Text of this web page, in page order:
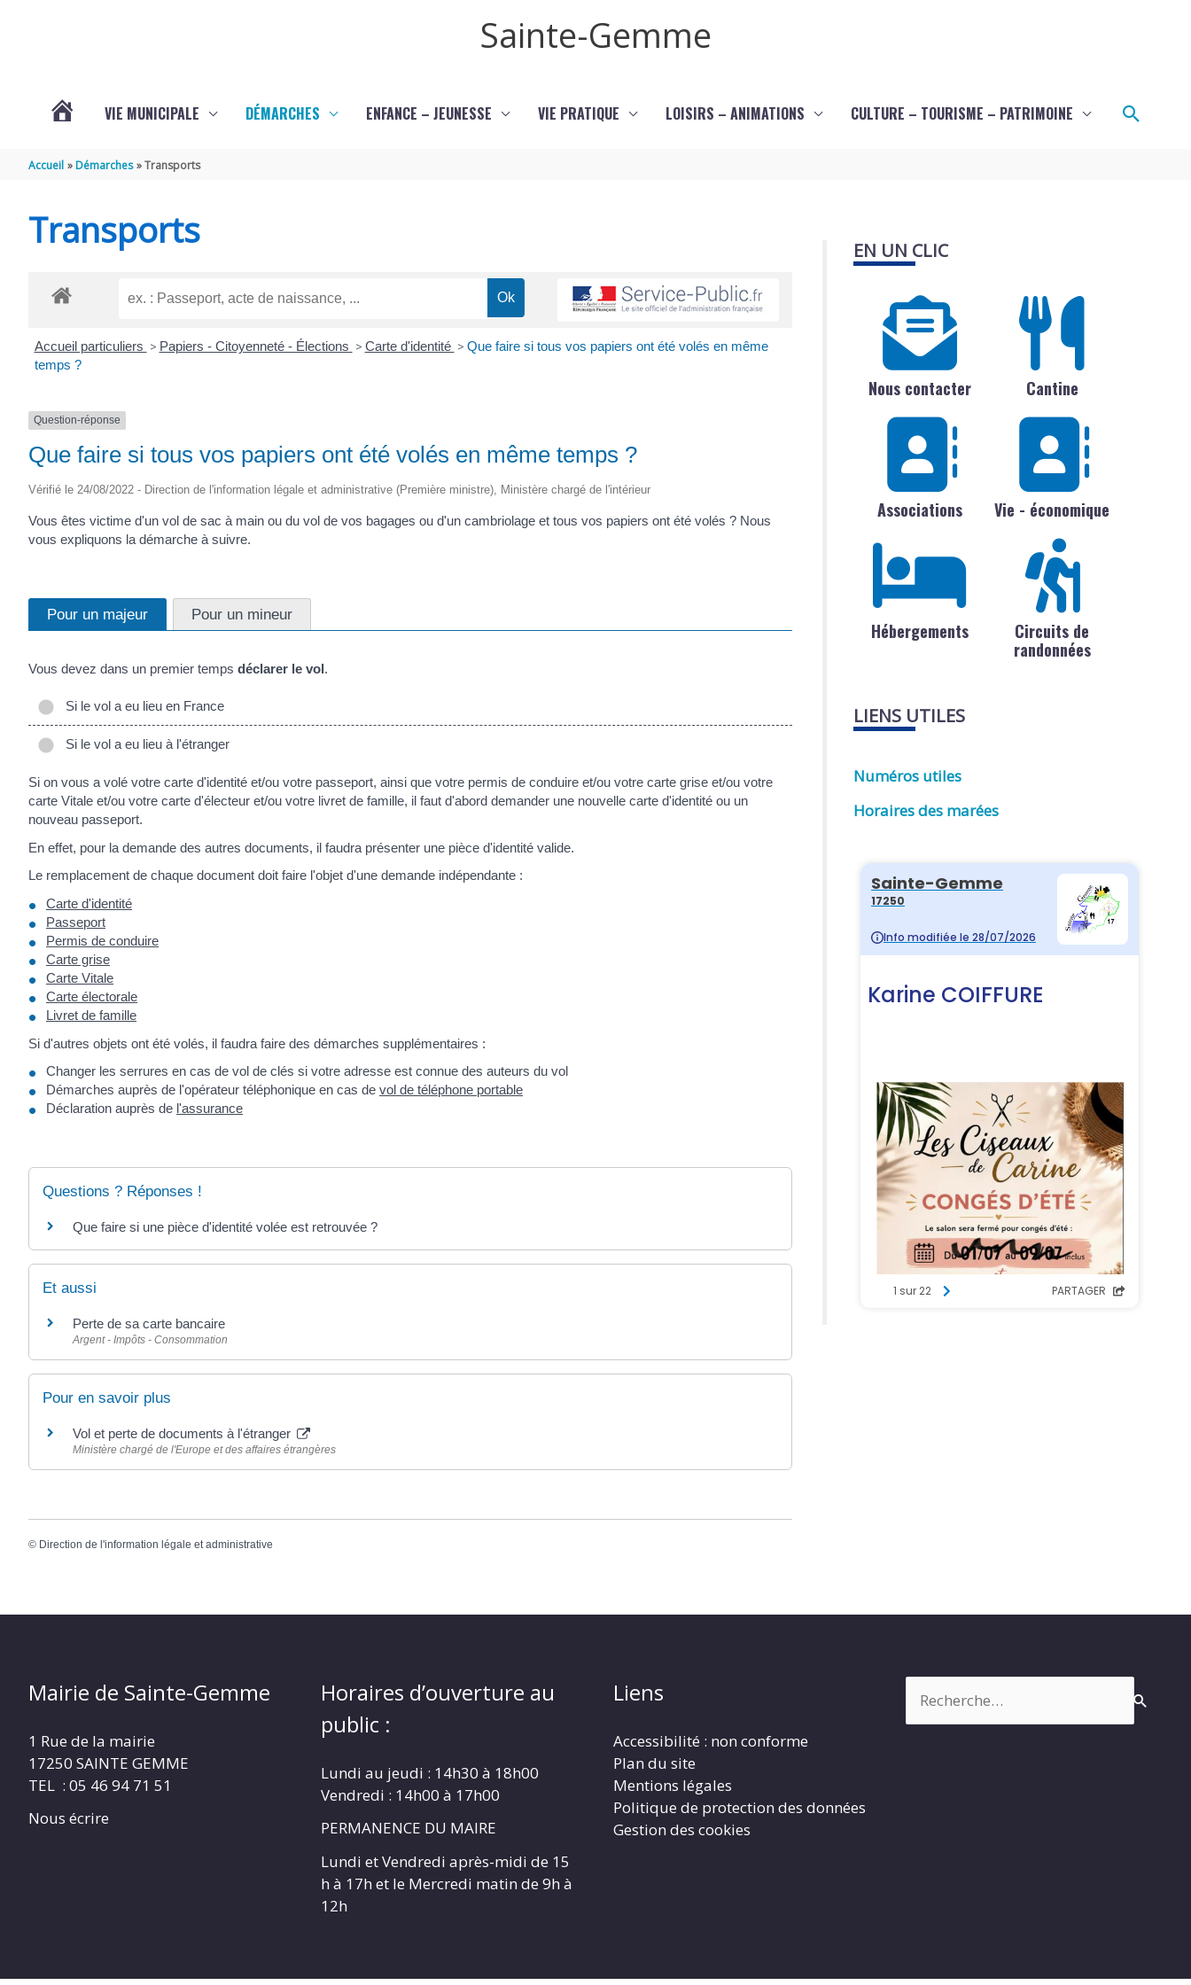
Sainte-Gemme
GEMME
VIE MUNICIPALE DÉMARCHES ENFANCE – JEUNESSE VIE PRATIQUE LOISIRS – ANIMATIONS CULTURE – TOURISME – PATRIMOINE
Accueil Démarches Transports
Transports
Accueil particuliers > Papiers - Citoyenneté - Élections > Carte d'identité > Que faire si tous vos papiers ont été volés en même
temps ?
Question-réponse
Que faire si tous vos papiers ont été volés en même temps ?
Vérifié le 24/08/2022 - Direction de l'information légale et administrative (Première ministre), Ministère chargé de l'intérieur
Vous êtes victime d'un vol de sac à main ou du vol de vos bagages ou d'un cambriolage et tous vos papiers ont été volés ? Nous
vous expliquons la démarche à suivre.
Pour un majeur Pour un mineur
Vous devez dans un premier temps déclarer le vol.
Si le vol a eu lieu en France
Si le vol a eu lieu à l'étranger
Si on vous a volé votre carte d'identité et/ou votre passeport, ainsi que votre permis de conduire et/ou votre carte grise et/ou votre
carte Vitale et/ou votre carte d'électeur et/ou votre livret de famille, il faut d'abord demander une nouvelle carte d'identité ou un
nouveau passeport.
En effet, pour la demande des autres documents, il faudra présenter une pièce d'identité valide.
Le remplacement de chaque document doit faire l'objet d'une demande indépendante :
Carte d'identité
Passeport
Permis de conduire
Carte grise
Carte Vitale
Carte électorale
Livret de famille
Si d'autres objets ont été volés, il faudra faire des démarches supplémentaires :
Changer les serrures en cas de vol de clés si votre adresse est connue des auteurs du vol
Démarches auprès de l'opérateur téléphonique en cas de vol de téléphone portable
Déclaration auprès de l'assurance
Questions ? Réponses !
Que faire si une pièce d'identité volée est retrouvée ?
Et aussi
Perte de sa carte bancaire
Argent - Impôts - Consommation
Pour en savoir plus
Vol et perte de documents à l'étranger
Ministère chargé de l'Europe et des affaires étrangères
© Direction de l'information légale et administrative
EN UN CLIC
Nous contacter Cantine
Associations Vie - économique
Hébergements
Circuits de
randonnées
LIENS UTILES
Numéros utiles
Horaires des marées
Mairie de Sainte-Gemme
1 Rue de la mairie
17250 SAINTE GEMME
TEL : 05 46 94 71 51
Nous écrire
Horaires d’ouverture au
public :
Lundi au jeudi : 14h30 à 18h00
Vendredi : 14h00 à 17h00
PERMANENCE DU MAIRE
Lundi et Vendredi après-midi de 15
h à 17h et le Mercredi matin de 9h à
12h
Liens
Accessibilité : non conforme
Plan du site
Mentions légales
Politique de protection des données
Gestion des cookies